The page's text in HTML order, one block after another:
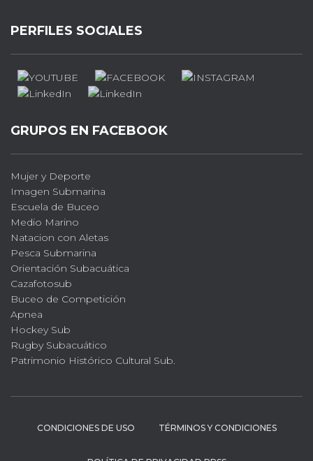
PERFILES SOCIALES
GRUPOS EN FACEBOOK
Mujer y Deporte
Imagen Submarina
Escuela de Buceo
Medio Marino
Natacion con Aletas
Pesca Submarina
Orientación Subacuática
Cazafotosub
Buceo de Competición
Apnea
Hockey Sub
Rugby Subacuático
Patrimonio Histórico Cultural Sub.
CONDICIONES DE USO TÉRMINOS Y CONDICIONES